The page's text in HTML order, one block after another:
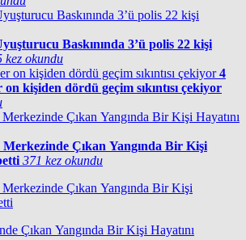
Baskınında 3’ü polis 22 kişi
kez okundu
4
kişiden dördü geçim sıkıntısı çekiyor
Merkezinde Çıkan Yangında Bir Kişi
371 kez okundu
Çıkan Yangında Bir Kişi Hayatını